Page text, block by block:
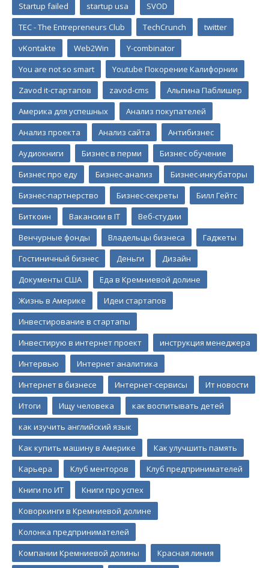
Startup failed
startup usa
SVOD
TEC - The Entrepreneurs Club
TechCrunch
twitter
vKontakte
Web2Win
Y-combinator
You are not so smart
Youtube Покорение Калифорнии
Zavod it-стартапов
zavod-cms
Альпина Паблишер
Америка для успешных
Анализ покупателей
Анализ проекта
Анализ сайта
Антибизнес
Аудиокниги
Бизнес в перми
Бизнес обучение
Бизнес про еду
Бизнес-анализ
Бизнес-инкубаторы
Бизнес-партнерство
Бизнес-секреты
Билл Гейтс
Биткоин
Вакансии в IT
Веб-студии
Венчурные фонды
Владельцы бизнеса
Гаджеты
Гостиничный бизнес
Деньги
Дизайн
Документы США
Еда в Кремниевой долине
Жизнь в Америке
Идеи стартапов
Инвестирование в стартапы
Инвестирую в интернет проект
инструкция менеджера
Интервью
Интернет аналитика
Интернет в бизнесе
Интернет-сервисы
Ит новости
Итоги
Ищу человека
как воспитывать детей
как изучить английский язык
Как купить машину в Америке
Как улучшить память
Карьера
Клуб менторов
Клуб предпринимателей
Книги по ИТ
Книги про успех
Коворкинги в Кремниевой долине
Колонка предпринимателей
Компании Кремниевой долины
Красная линия